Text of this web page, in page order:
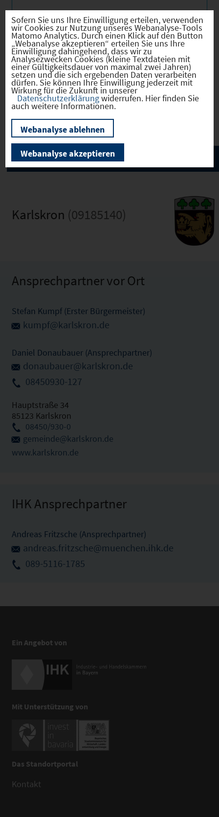
Sozialvers. Beschäftigte
Verkehrsinfrastruktur
Kommunale Infrastruktur
Karlskron (09185140)
Ansprechpartner vor Ort
Stefan Kumpf (Erster Bürgermeister)
kumpf@karlskron.de
Daniel Donaubauer (Ansprechpartner)
donaubauer@karlskron.de
08450930-127
Hauptstraße 34
85123 Karlskron
08450/930-0
gemeinde@karlskron.de
www.karlskron.de
IHK Ansprechpartner
Andreas Fritzsche (Ansprechpartner)
andreas.fritzsche@muenchen.ihk.de
089-5116-1785
Ein Angebot von
Mit Unterstützung von
Das Standortportal
Kontakt
Sofern Sie uns Ihre Einwilligung erteilen, verwenden
wir Cookies zur Nutzung unseres Webanalyse-Tools
Matomo Analytics. Durch einen Klick auf den Button
„Webanalyse akzeptieren“ erteilen Sie uns Ihre
Einwilligung dahingehend, dass wir zu
Analysezwecken Cookies (kleine Textdateien mit
einer Gültigkeitsdauer von maximal zwei Jahren)
setzen und die sich ergebenden Daten verarbeiten
dürfen. Sie können Ihre Einwilligung jederzeit mit
Wirkung für die Zukunft in unserer
Datenschutzerklärungwiderrufen. Hier finden Sie
auch weitere Informationen.
Webanalyse ablehnen
Webanalyse akzeptieren